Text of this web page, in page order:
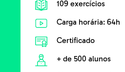
109 exercícios
Carga horária: 64h
Certificado
+ de 500 alunos